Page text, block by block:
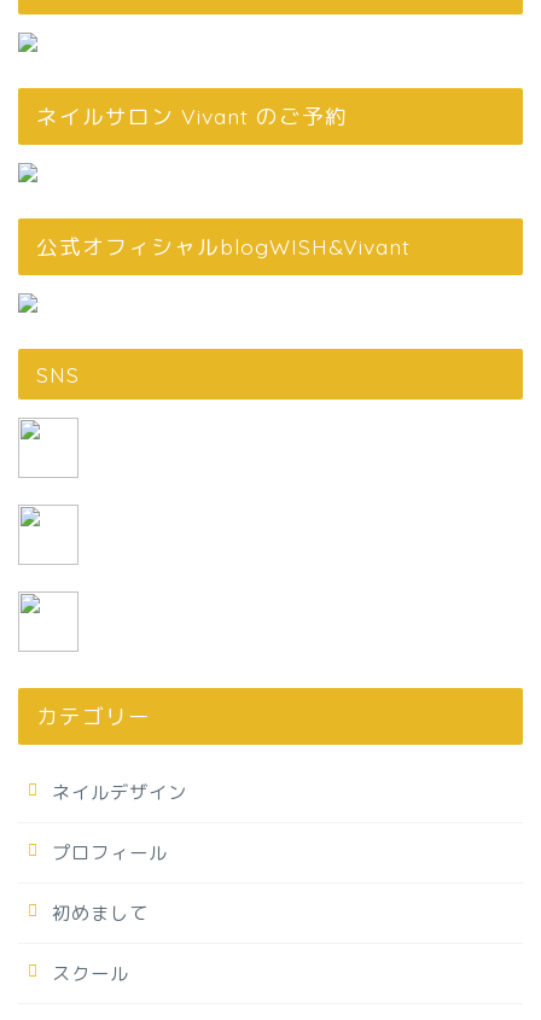
ネイルサロン Vivant のご予約
公式オフィシャルblogWISH&Vivant
SNS
カテゴリー
ネイルデザイン
プロフィール
初めまして
スクール